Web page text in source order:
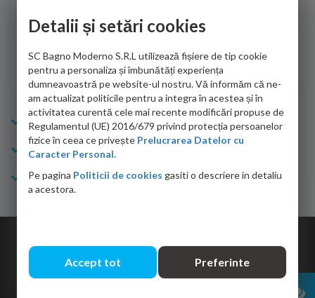
adus coletul in siguranta.Numai bine, va doresc!
Sofrone Viviana -28.07.2026
Info Bagno
Cumparaturi
Suport clienti
Detalii și setări cookies
SC Bagno Moderno S.R.L utilizează fișiere de tip cookie
pentru a personaliza și îmbunătăți experiența
dumneavoastră pe website-ul nostru. Vă informăm că ne-
am actualizat politicile pentru a integra în acestea și în
activitatea curentă cele mai recente modificări propuse de
Regulamentul (UE) 2016/679 privind protecția persoanelor
fizice în ceea ce privește Prelucrarea Datelor cu
Caracter Personal.
Pe pagina Politicii de cookies gasiti o descriere in detaliu
a acestora.
Accept tot Preferinte